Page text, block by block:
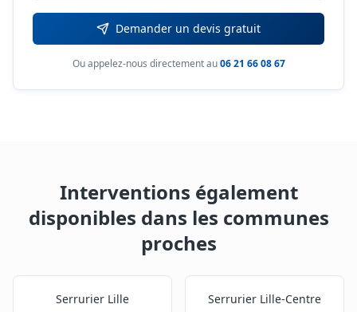
Demander un devis gratuit
Ou appelez-nous directement au06 21 66 08 67
Interventions également
disponibles dans les communes
proches
Serrurier Lille Serrurier Lille-Centre